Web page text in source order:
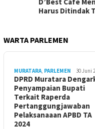
Harus Ditindak
WARTA PARLEMEN
MURATARA, PARLEMEN 30 Juni
DPRD Muratara
Penyampaian Bupati
Terkait Raperda
Pertanggungjawaban
Pelaksanaaan APBD TA
2024